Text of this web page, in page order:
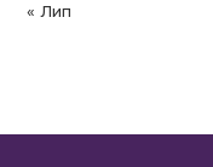
« Лип